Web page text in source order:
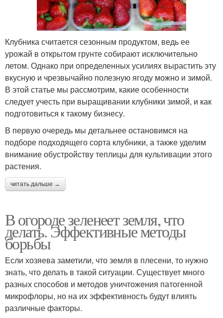
Клубника считается сезонным продуктом, ведь ее
урожай в открытом грунте собирают исключительно
летом. Однако при определенных усилиях вырастить эту
вкусную и чрезвычайно полезную ягоду можно и зимой.
В этой статье мы рассмотрим, какие особенности
следует учесть при выращивании клубники зимой, и как
подготовиться к такому бизнесу.
В первую очередь мы детальнее остановимся на
подборе подходящего сорта клубники, а также уделим
внимание обустройству теплицы для культивации этого
растения.
читать дальше →
В огороде зеленеет земля, что
делать. Эффективные методы
борьбы
Если хозяева заметили, что земля в плесени, то нужно
знать, что делать в такой ситуации. Существует много
разных способов и методов уничтожения патогенной
микрофлоры, но на их эффективность будут влиять
различные факторы.